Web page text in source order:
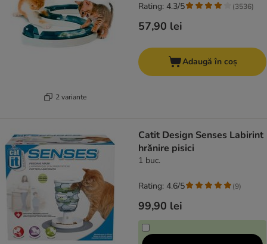
2 variante
57,90 lei
Rating: 4.3/5 (3536)
Adaugă în coș
Catit Design Senses Labirint
hrănire pisici
1 buc.
99,90 lei
Rating: 4.6/5 (9)